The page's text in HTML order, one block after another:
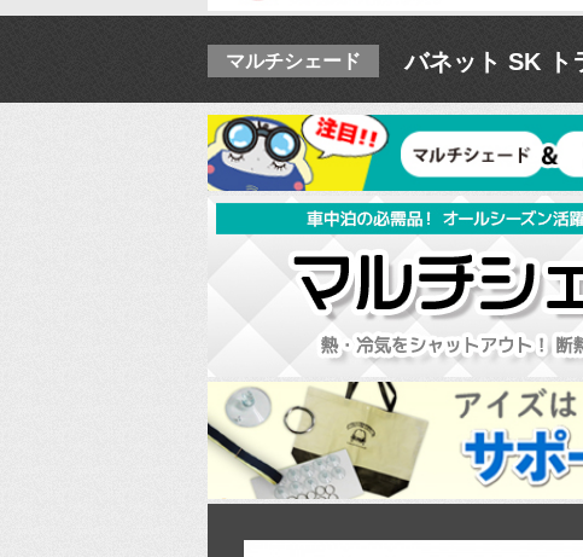
マルチシェード バネット SK ト